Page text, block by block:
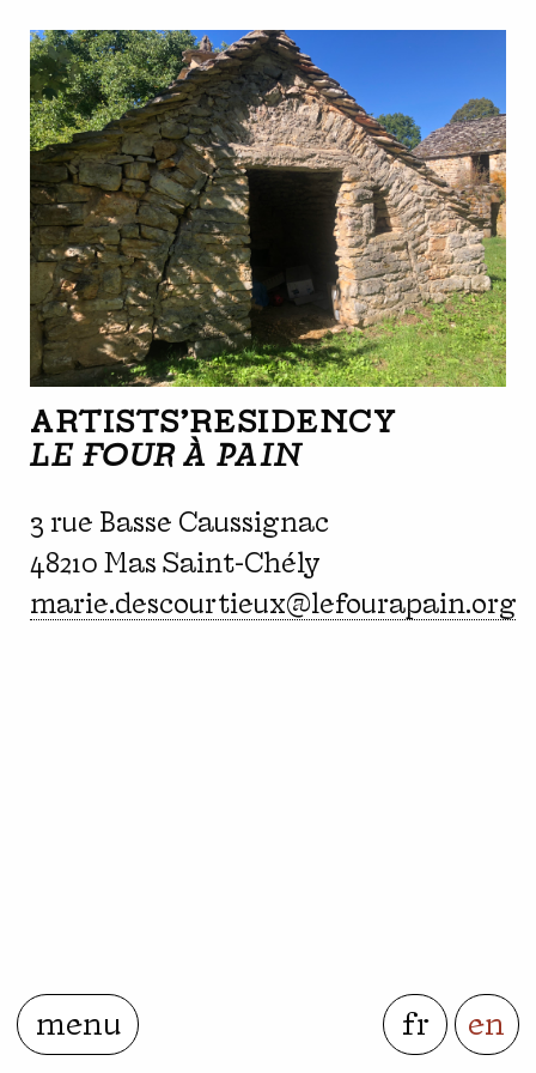
menu fr en
ARTISTS'RESIDENCY
LE FOUR À PAIN
3 rue Basse Caussignac
48210 Mas Saint-Chély
marie.descourtieux@lefourapain.org